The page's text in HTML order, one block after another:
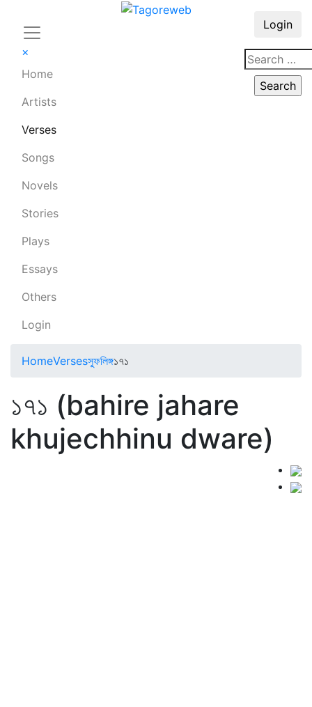
×
Home
Artists
Verses
Songs
Novels
Stories
Plays
Essays
Others
Login
Login
HomeVersesস্ফুলিঙ্গ১৭১
১৭১ (bahire jahare
khujechhinu dware)